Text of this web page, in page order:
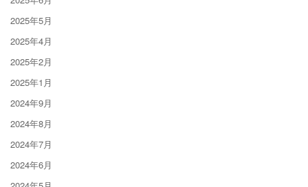
2025年5月
2025年4月
2025年2月
2025年1月
2024年9月
2024年8月
2024年7月
2024年6月